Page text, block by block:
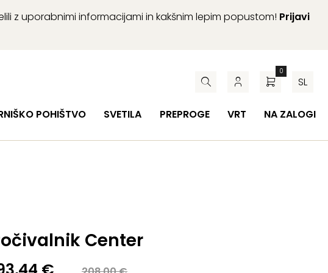
z uporabnimi informacijami in kakšnim lepim popustom! Prijavi
0
SL
POHIŠTVO SVETILA PREPROGE VRT NA ZALOGI
Center